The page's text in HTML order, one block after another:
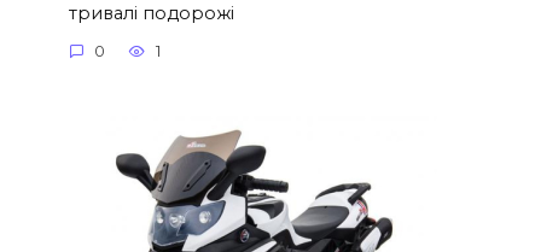
тривалі подорожі
0 1